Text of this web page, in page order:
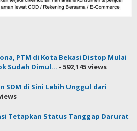
PTM di Kota Bekasi Distop Mulai
Sudah Dimul... - 592,145 views
SDM di Sini Lebih Unggul dari
Tetapkan Status Tanggap Darurat